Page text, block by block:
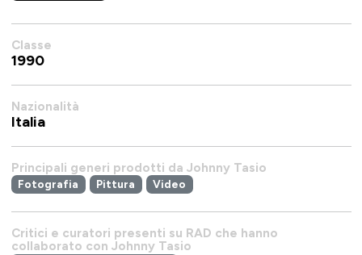
Classe
1990
Nazionalità
Italia
Principali generi prodotti da Johnny Tasio
Fotografia Pittura Video
Critici e curatori presenti su RAD che hanno
collaborato con Johnny Tasio